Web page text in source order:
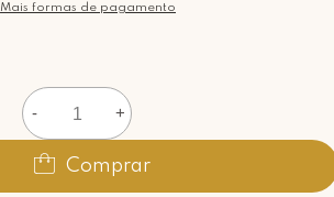
Mais formas de pagamento
- +
Comprar